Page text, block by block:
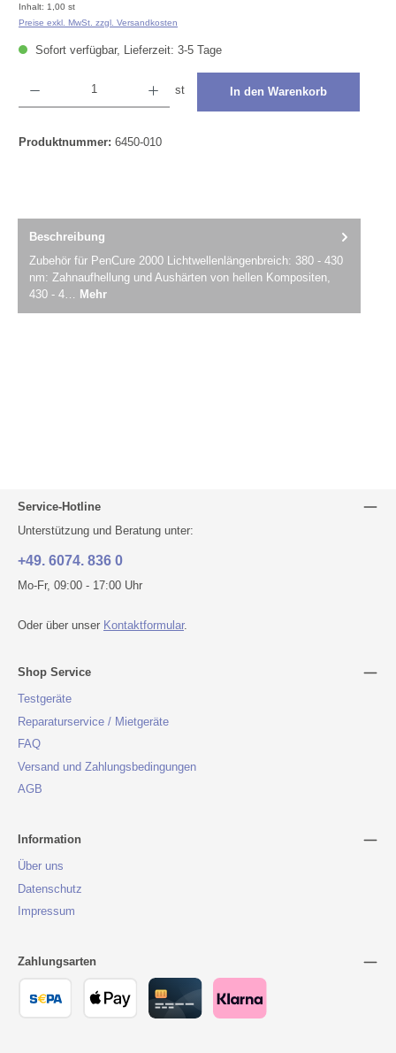
Inhalt: 1,00 st
Preise exkl. MwSt. zzgl. Versandkosten
Sofort verfügbar, Lieferzeit: 3-5 Tage
st In den Warenkorb
Produktnummer: 6450-010
Beschreibung
Zubehör für PenCure 2000 Lichtwellenlängenbreich: 380 - 430
nm: Zahnaufhellung und Aushärten von hellen Kompositen,
430 - 4… Mehr
Service-Hotline
Unterstützung und Beratung unter:
+49. 6074. 836 0
Mo-Fr, 09:00 - 17:00 Uhr
Oder über unser Kontaktformular.
Shop Service
Testgeräte
Reparaturservice / Mietgeräte
FAQ
Versand und Zahlungsbedingungen
AGB
Information
Über uns
Datenschutz
Impressum
Zahlungsarten